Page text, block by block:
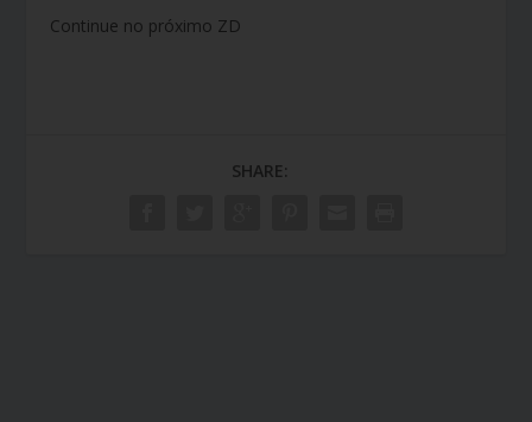
Continue no próximo ZD
SHARE: